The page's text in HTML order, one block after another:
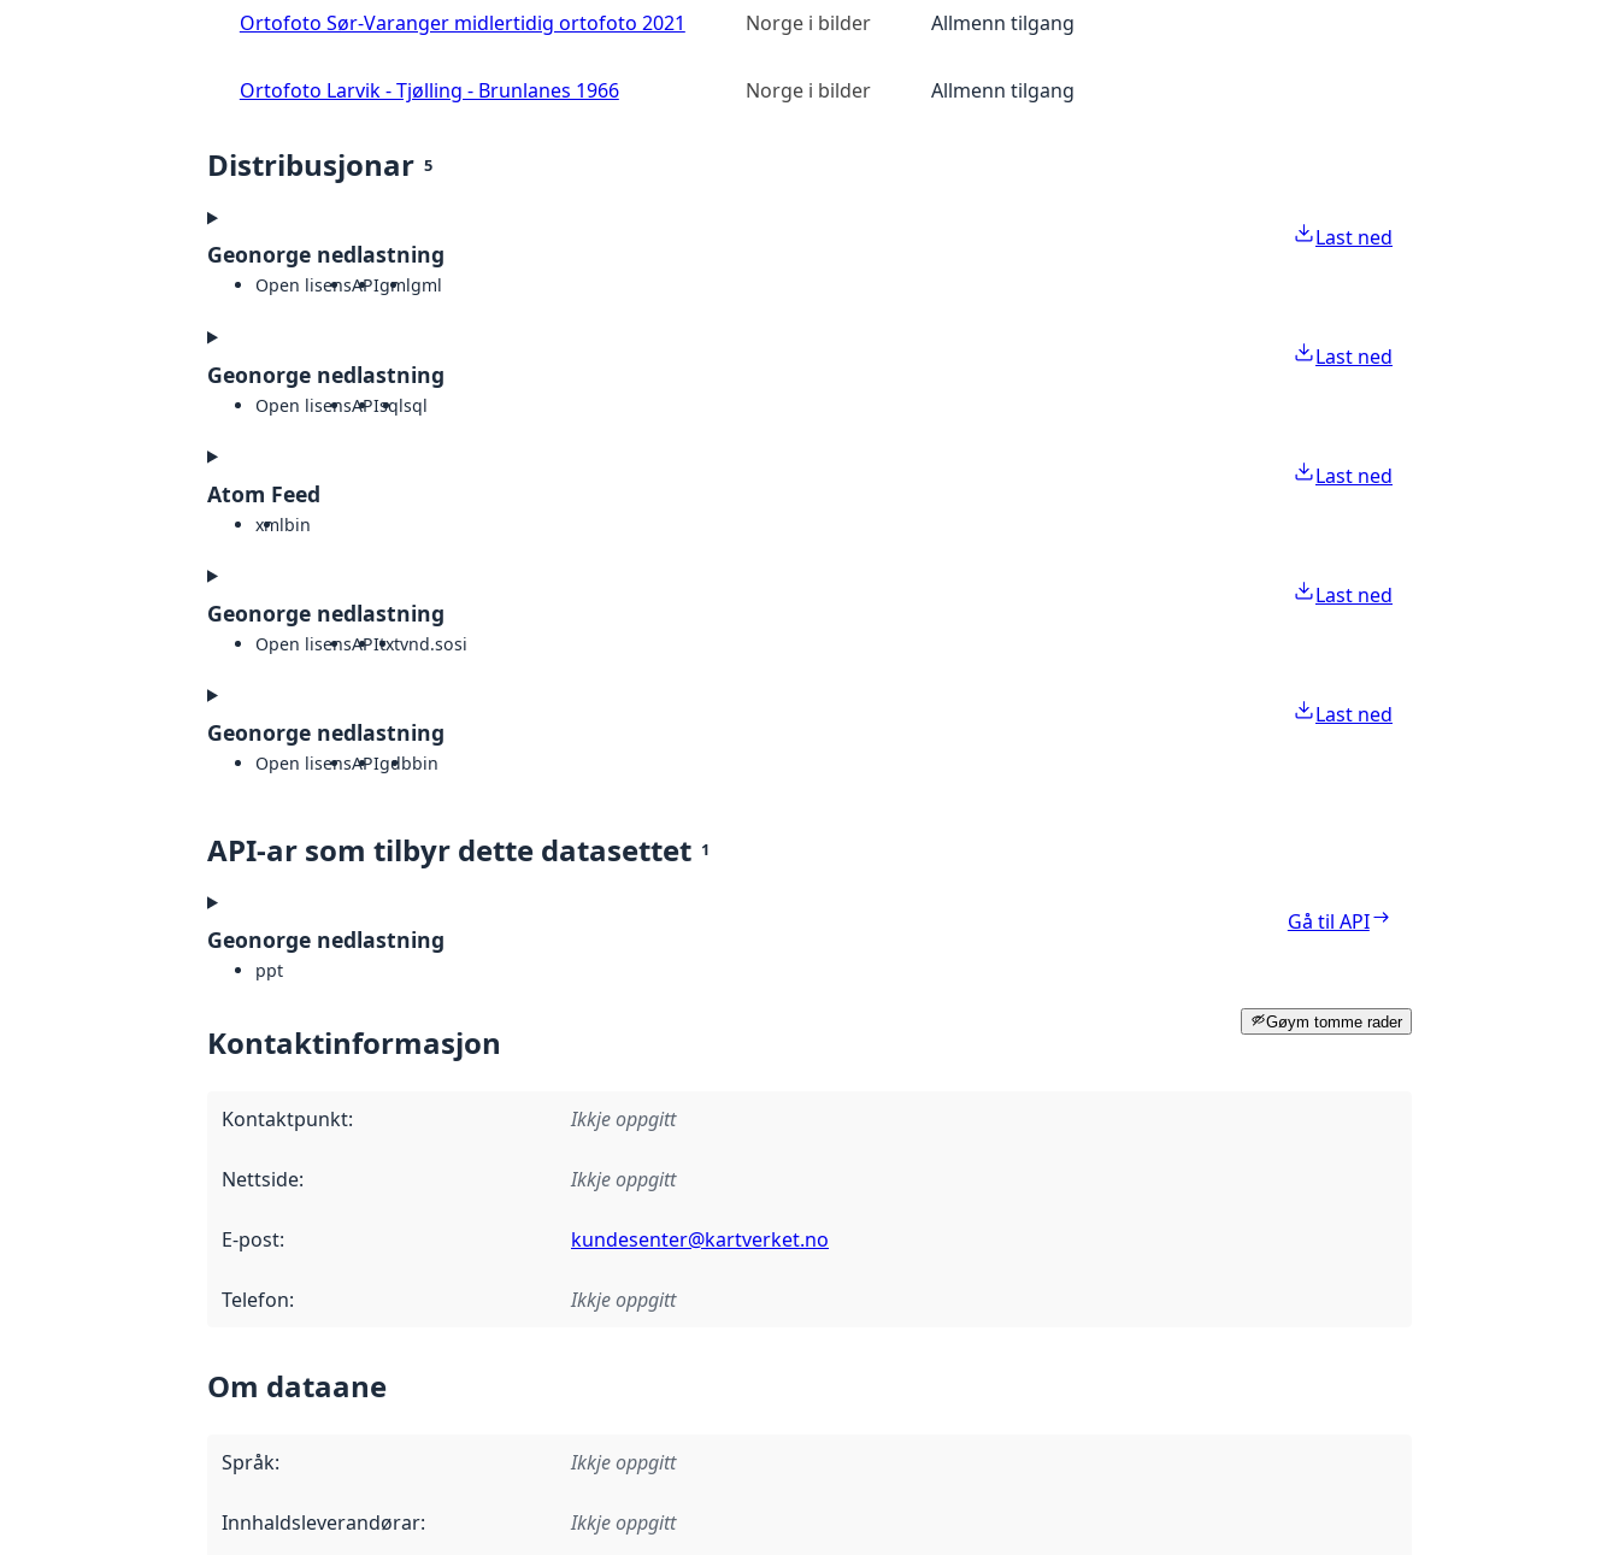
Ortofoto Sør-Varanger midlertidig ortofoto 2021 Norge i bilder Allmenn tilgang
Ortofoto Larvik - Tjølling - Brunlanes 1966 Norge i bilder Allmenn tilgang
Distribusjonar 5
Geonorge nedlastning
Open lisensAPIgmlgml
Last ned
Geonorge nedlastning
Open lisensAPIsqlsql
Last ned
Atom Feed
xmlbin
Last ned
Geonorge nedlastning
Open lisensAPItxtvnd.sosi
Last ned
Geonorge nedlastning
Open lisensAPIgdbbin
Last ned
API-ar som tilbyr dette datasettet 1
Geonorge nedlastning
ppt
Gå til API
Gøym tomme rader
Kontaktinformasjon
Kontaktpunkt: Ikkje oppgitt
Nettside: Ikkje oppgitt
E-post: kundesenter@kartverket.no
Telefon: Ikkje oppgitt
Om dataane
Språk: Ikkje oppgitt
Innhaldsleverandørar: Ikkje oppgitt